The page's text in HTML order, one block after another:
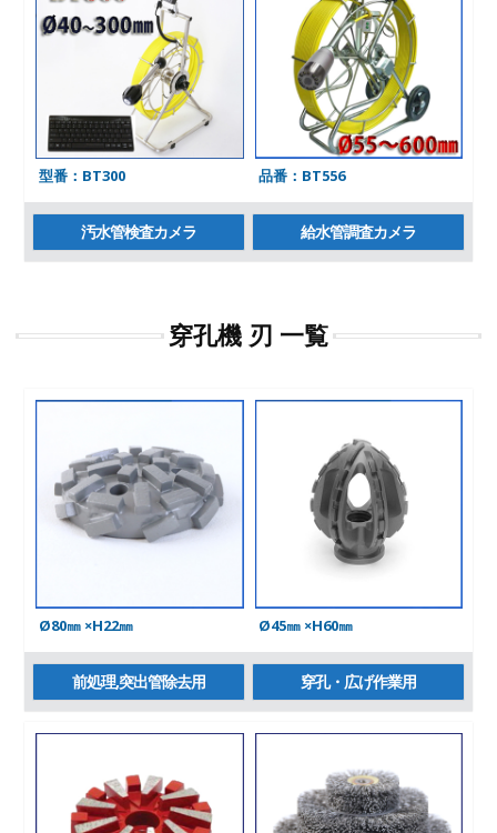
型番：BT300 品番：BT556
汚水管検査カメラ 給水管調査カメラ
穿孔機 刃 一覧
Ø80㎜ ×H22㎜ Ø45㎜ ×H60㎜
前処理,突出管除去用 穿孔・広げ作業用